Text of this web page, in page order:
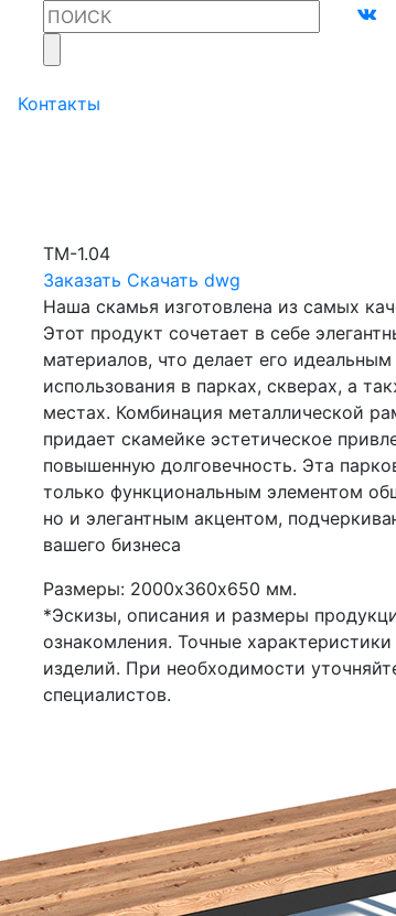
Контакты
ТМ-1.04
Заказать Скачать dwg
Наша скамья изготовлена из самых
Этот продукт сочетает в себе
материалов, что делает его
использования в парках, скверах, а
местах. Комбинация металлической
придает скамейке эстетическое
повышенную долговечность. Эта
только функциональным элементом
но и элегантным акцентом,
вашего бизнеса
Размеры: 2000х360х650 мм.
*Эскизы, описания и размеры
ознакомления. Точные
изделий. При необходимости
специалистов.